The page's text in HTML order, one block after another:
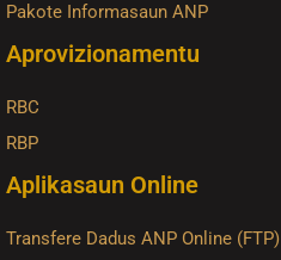
Pakote Informasaun ANP
Aprovizionamentu
RBC
RBP
Aplikasaun Online
Transfere Dadus ANP Online (FTP)